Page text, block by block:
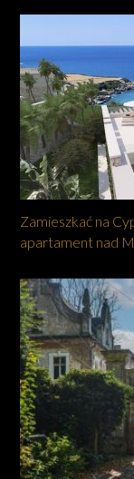
Zamieszkać na
apartament nad